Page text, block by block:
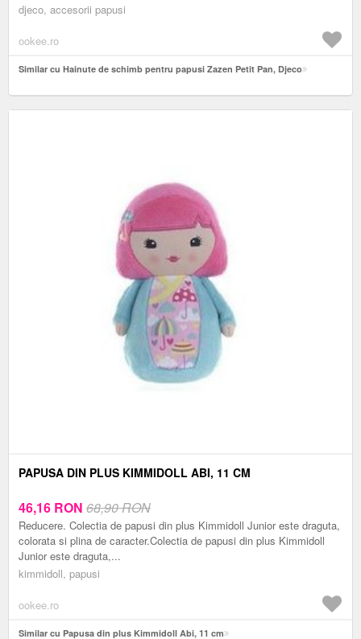
djeco, accesorii papusi
ookee.ro
Similar cu Hainute de schimb pentru papusi Zazen Petit Pan, Djeco
PAPUSA DIN PLUS KIMMIDOLL ABI, 11 CM
46,16 RON 68,90 RON
Reducere. Colectia de papusi din plus Kimmidoll Junior este draguta,
colorata si plina de caracter.Colectia de papusi din plus Kimmidoll
Junior este draguta,...
kimmidoll, papusi
ookee.ro
Similar cu Papusa din plus Kimmidoll Abi, 11 cm